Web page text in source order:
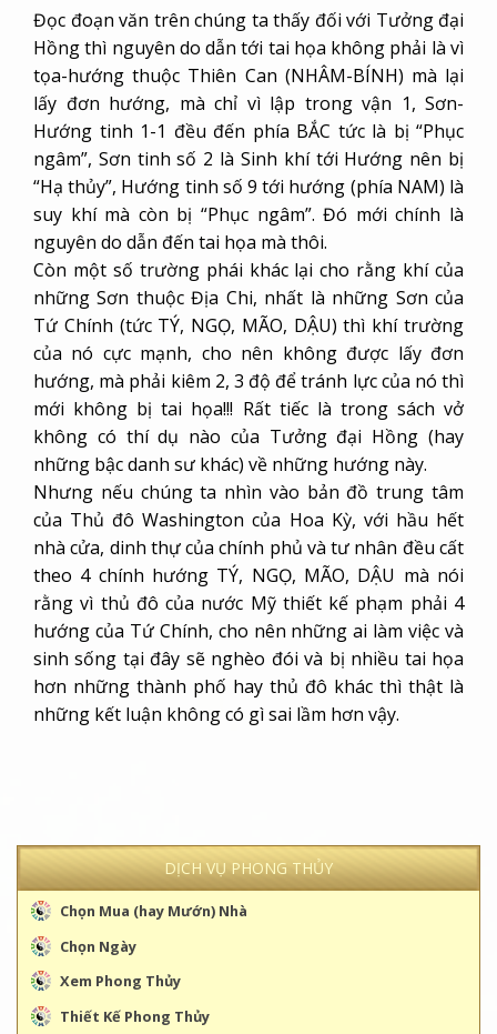
DỊCH VỤ PHONG THỦY
Chọn Mua (hay Mướn) Nhà
Chọn Ngày
Xem Phong Thủy
Thiết Kế Phong Thủy
Đọc đoạn văn trên chúng ta thấy đối với Tưởng đại
Hồng thì nguyên do dẫn tới tai họa không phải là vì
tọa-hướng thuộc Thiên Can (NHÂM-BÍNH) mà lại
lấy đơn hướng, mà chỉ vì lập trong vận 1, Sơn-
Hướng tinh 1-1 đều đến phía BẮC tức là bị “Phục
ngâm”, Sơn tinh số 2 là Sinh khí tới Hướng nên bị
“Hạ thủy”, Hướng tinh số 9 tới hướng (phía NAM) là
suy khí mà còn bị “Phục ngâm”. Đó mới chính là
nguyên do dẫn đến tai họa mà thôi.
Còn một số trường phái khác lại cho rằng khí của
những Sơn thuộc Địa Chi, nhất là những Sơn của
Tứ Chính (tức TÝ, NGỌ, MÃO, DẬU) thì khí trường
của nó cực mạnh, cho nên không được lấy đơn
hướng, mà phải kiêm 2, 3 độ để tránh lực của nó thì
mới không bị tai họa!!! Rất tiếc là trong sách vở
không có thí dụ nào của Tưởng đại Hồng (hay
những bậc danh sư khác) về những hướng này.
Nhưng nếu chúng ta nhìn vào bản đồ trung tâm
của Thủ đô Washington của Hoa Kỳ, với hầu hết
nhà cửa, dinh thự của chính phủ và tư nhân đều cất
theo 4 chính hướng TÝ, NGỌ, MÃO, DẬU mà nói
rằng vì thủ đô của nước Mỹ thiết kế phạm phải 4
hướng của Tứ Chính, cho nên những ai làm việc và
sinh sống tại đây sẽ nghèo đói và bị nhiều tai họa
hơn những thành phố hay thủ đô khác thì thật là
những kết luận không có gì sai lầm hơn vậy.